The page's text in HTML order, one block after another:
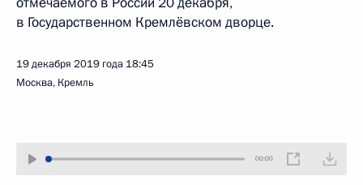
в Государственном Кремлёвском дворце.
19 декабря 2019 года 18:45
Москва, Кремль
00:00